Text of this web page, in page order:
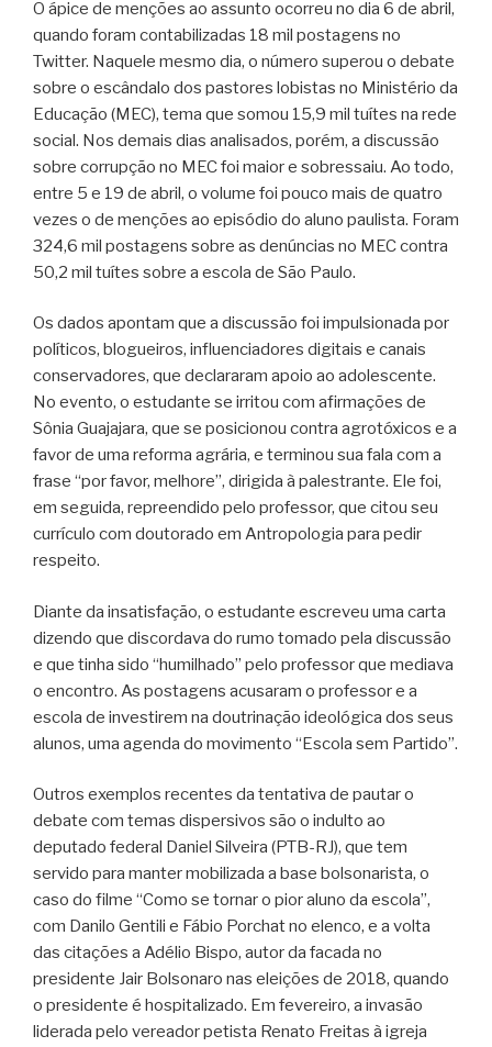
O ápice de menções ao assunto ocorreu no dia 6 de abril,
quando foram contabilizadas 18 mil postagens no
Twitter. Naquele mesmo dia, o número superou o debate
sobre o escândalo dos pastores lobistas no Ministério da
Educação (MEC), tema que somou 15,9 mil tuítes na rede
social. Nos demais dias analisados, porém, a discussão
sobre corrupção no MEC foi maior e sobressaiu. Ao todo,
entre 5 e 19 de abril, o volume foi pouco mais de quatro
vezes o de menções ao episódio do aluno paulista. Foram
324,6 mil postagens sobre as denúncias no MEC contra
50,2 mil tuítes sobre a escola de São Paulo.
Os dados apontam que a discussão foi impulsionada por
políticos, blogueiros, influenciadores digitais e canais
conservadores, que declararam apoio ao adolescente.
No evento, o estudante se irritou com afirmações de
Sônia Guajajara, que se posicionou contra agrotóxicos e a
favor de uma reforma agrária, e terminou sua fala com a
frase “por favor, melhore”, dirigida à palestrante. Ele foi,
em seguida, repreendido pelo professor, que citou seu
currículo com doutorado em Antropologia para pedir
respeito.
Diante da insatisfação, o estudante escreveu uma carta
dizendo que discordava do rumo tomado pela discussão
e que tinha sido “humilhado” pelo professor que mediava
o encontro. As postagens acusaram o professor e a
escola de investirem na doutrinação ideológica dos seus
alunos, uma agenda do movimento “Escola sem Partido”.
Outros exemplos recentes da tentativa de pautar o
debate com temas dispersivos são o indulto ao
deputado federal Daniel Silveira (PTB-RJ), que tem
servido para manter mobilizada a base bolsonarista, o
caso do filme “Como se tornar o pior aluno da escola”,
com Danilo Gentili e Fábio Porchat no elenco, e a volta
das citações a Adélio Bispo, autor da facada no
presidente Jair Bolsonaro nas eleições de 2018, quando
o presidente é hospitalizado. Em fevereiro, a invasão
liderada pelo vereador petista Renato Freitas à igreja